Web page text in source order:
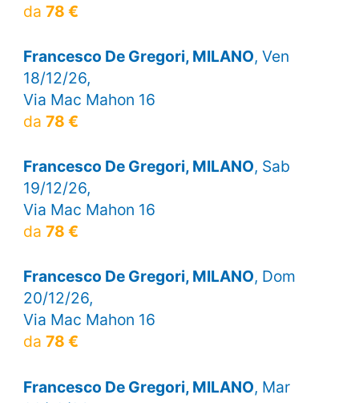
da 78 €
Francesco De Gregori, MILANO, Ven
18/12/26,
Via Mac Mahon 16
da 78 €
Francesco De Gregori, MILANO, Sab
19/12/26,
Via Mac Mahon 16
da 78 €
Francesco De Gregori, MILANO, Dom
20/12/26,
Via Mac Mahon 16
da 78 €
Francesco De Gregori, MILANO, Mar